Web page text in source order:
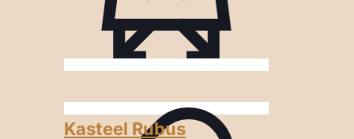
Kasteel Rubus